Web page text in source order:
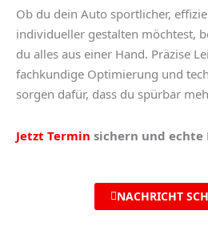
Ob du dein Auto sportlicher,
individueller gestalten möchtest,
du alles aus einer Hand. Präzise
fachkundige Optimierung und
sorgen dafür, dass du spürbar
Jetzt Termin sichern und echte
NACHRICHT